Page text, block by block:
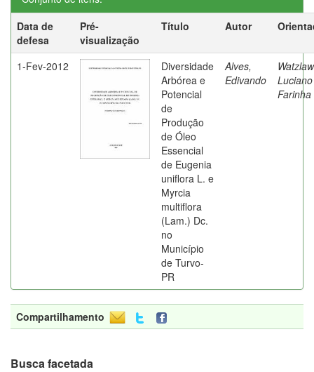
Data de
defesa
Pré-
visualização
Título Autor
1-Fev-2012
Diversidade
Arbórea e
Potencial
de
Produção
de Óleo
Essencial
de Eugenia
uniflora L. e
Myrcia
multiflora
(Lam.) Dc.
no
Município
de Turvo-
PR
Alves,
Edivando
Luciano
Farinha
Compartilhamento
Busca facetada